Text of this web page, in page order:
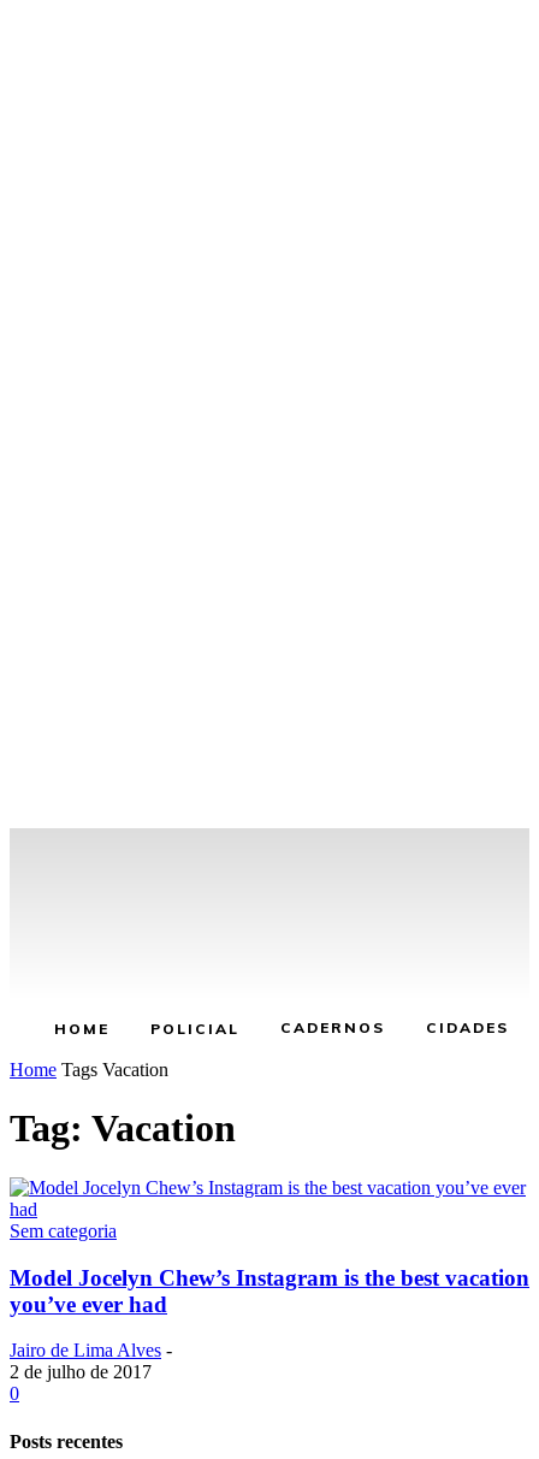
HOME POLICIAL CADERNOS CIDADES
Home Tags Vacation
Tag: Vacation
Sem categoria
Model Jocelyn Chew’s Instagram is the best vacation
you’ve ever had
Jairo de Lima Alves -
2 de julho de 2017
0
Posts recentes